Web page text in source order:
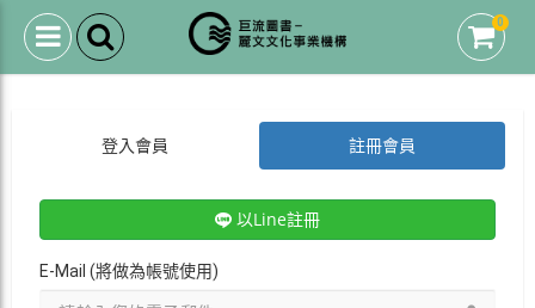
0
登入會員 註冊會員
以Line註冊
E-Mail (將做為帳號使用)